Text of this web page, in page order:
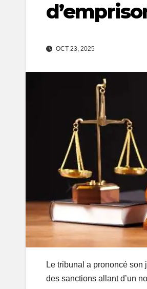
OCT 23, 2025
Le tribunal a prononcé
des sanctions allant d’un